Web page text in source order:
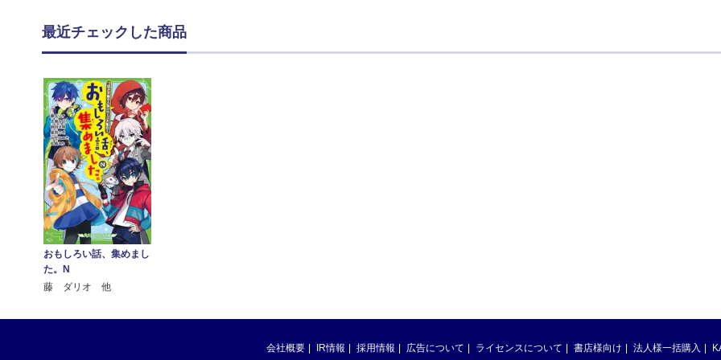
最近チェックした商品
おもしろい話、集めまし
た。N
藤 ダリオ 他
会社概要 IR情報 採用情報 広告について ライセンスについて 書店様向け 法人様一括購入